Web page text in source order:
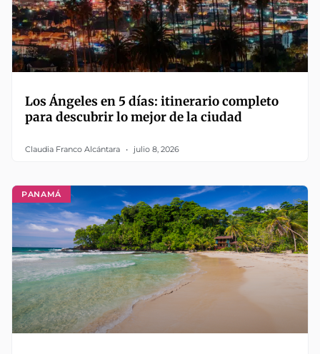
Los Ángeles en 5 días: itinerario completo
para descubrir lo mejor de la ciudad
Claudia Franco Alcántara julio 8, 2026
PANAMÁ